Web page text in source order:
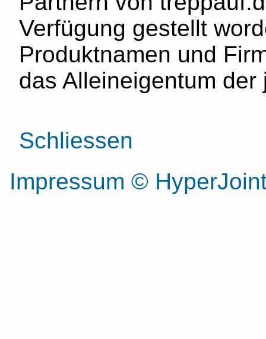
Verfügung gestellt
Produktnamen und
das Alleineigentum
Schliessen
Impressum ©